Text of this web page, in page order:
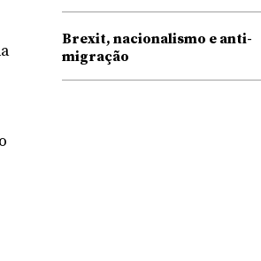
Brexit, nacionalismo e anti-
migração